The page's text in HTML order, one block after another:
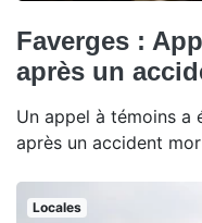
Faverges :
après un
Un appel à témoins a
après un accident
Locales